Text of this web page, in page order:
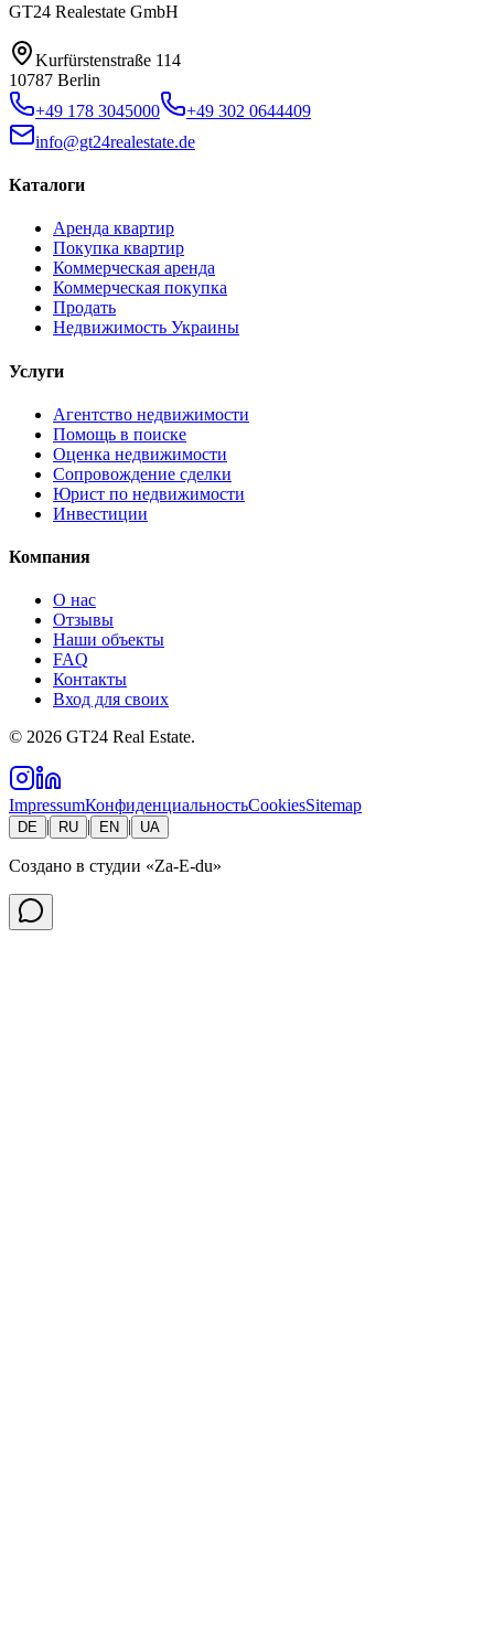
GT24 Realestate GmbH
Kurfürstenstraße 114
10787 Berlin
+49 178 3045000
+49 302 0644409
info@gt24realestate.de
Каталоги
Аренда квартир
Покупка квартир
Коммерческая аренда
Коммерческая покупка
Продать
Недвижимость Украины
Услуги
Агентство недвижимости
Помощь в поиске
Оценка недвижимости
Сопровождение сделки
Юрист по недвижимости
Инвестиции
Компания
О нас
Отзывы
Наши объекты
FAQ
Контакты
Вход для своих
© 2026 GT24 Real Estate.
ImpressumКонфиденциальностьCookiesSitemap
DE RU EN UA
Создано в студии «Za-E-du»